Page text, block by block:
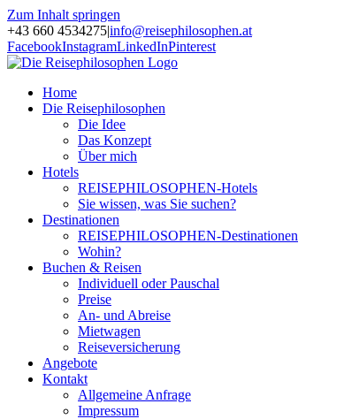
Zum Inhalt springen
+43 660 4534275|info@reisephilosophen.at
FacebookInstagramLinkedInPinterest
Home
Die Reisephilosophen
Die Idee
Das Konzept
Über mich
Hotels
REISEPHILOSOPHEN-Hotels
Sie wissen, was Sie suchen?
Destinationen
REISEPHILOSOPHEN-Destinationen
Wohin?
Buchen & Reisen
Individuell oder Pauschal
Preise
An- und Abreise
Mietwagen
Reiseversicherung
Angebote
Kontakt
Allgemeine Anfrage
Impressum